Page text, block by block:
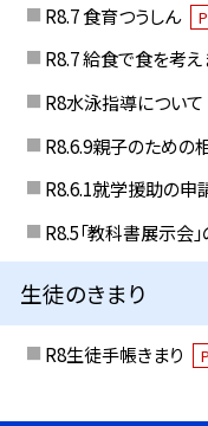
R8.7 食育つうしん
R8.7 給食で食を考え
R8水泳指導について
R8.6.9親子のための
R8.6.1就学援助の申
R8.5「教科書展示会
生徒のきまり
R8生徒手帳きまり